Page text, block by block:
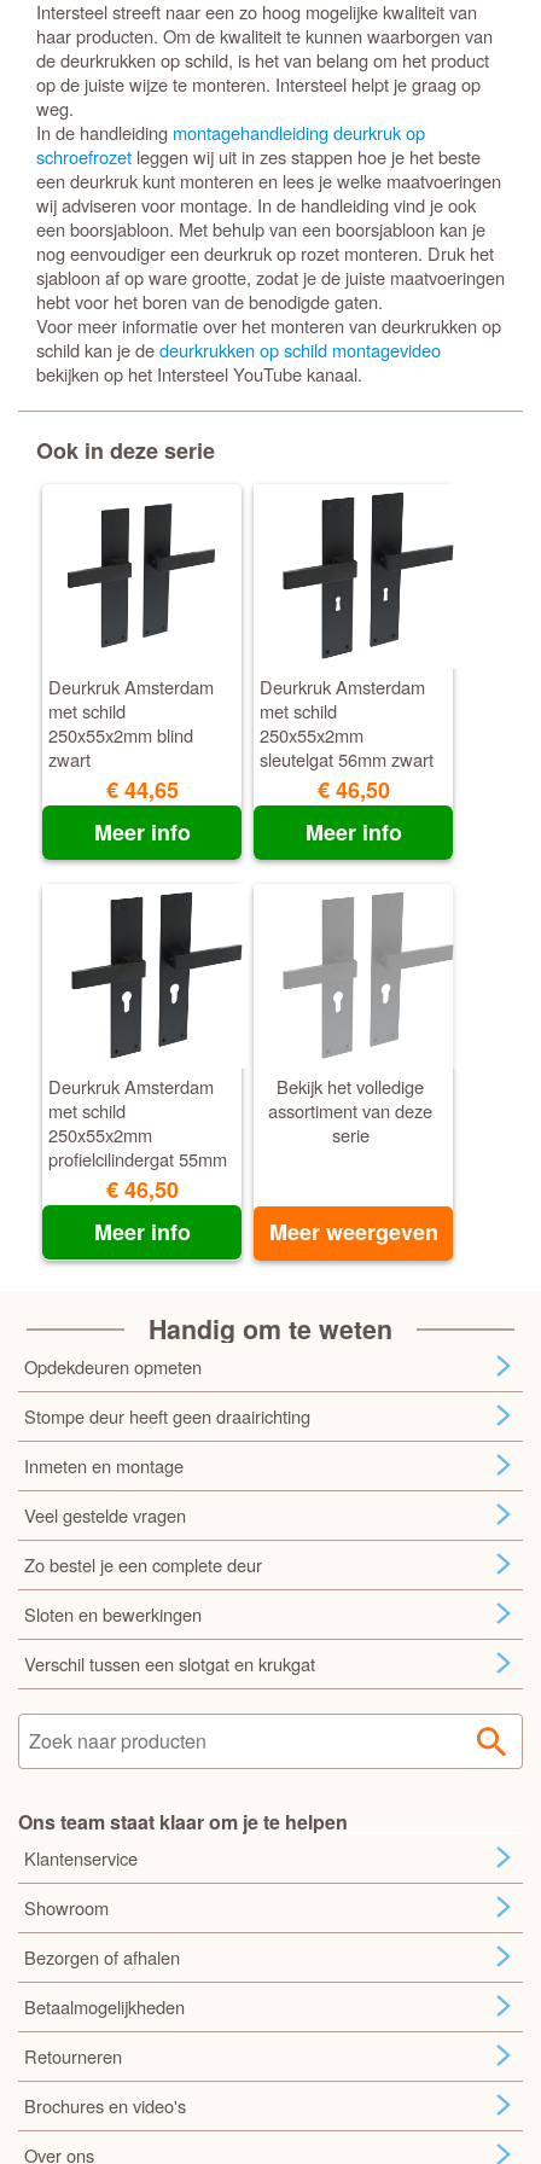
Intersteel streeft naar een zo hoog mogelijke kwaliteit van
haar producten. Om de kwaliteit te kunnen waarborgen van
de deurkrukken op schild, is het van belang om het product
op de juiste wijze te monteren. Intersteel helpt je graag op
weg.
In de handleiding montagehandleiding deurkruk op
schroefrozet leggen wij uit in zes stappen hoe je het beste
een deurkruk kunt monteren en lees je welke maatvoeringen
wij adviseren voor montage. In de handleiding vind je ook
een boorsjabloon. Met behulp van een boorsjabloon kan je
nog eenvoudiger een deurkruk op rozet monteren. Druk het
sjabloon af op ware grootte, zodat je de juiste maatvoeringen
hebt voor het boren van de benodigde gaten.
Voor meer informatie over het monteren van deurkrukken op
schild kan je dedeurkrukken op schild montagevideo
bekijken op het Intersteel YouTube kanaal.
Ook in deze serie
Deurkruk Amsterdam
met schild
250x55x2mm blind
zwart
€ 44,65
Meer info
Deurkruk Amsterdam
met schild
250x55x2mm
sleutelgat 56mm zwart
€ 46,50
Meer info
Deurkruk Amsterdam
met schild
250x55x2mm
profielcilindergat 55mm
€ 46,50
Meer info
Bekijk het volledige
assortiment van deze
serie
Meer weergeven
Handig om te weten
Opdekdeuren opmeten
Stompe deur heeft geen draairichting
Inmeten en montage
Veel gestelde vragen
Zo bestel je een complete deur
Sloten en bewerkingen
Verschil tussen een slotgat en krukgat
Ons team staat klaar om je te helpen
Klantenservice
Showroom
Bezorgen of afhalen
Betaalmogelijkheden
Retourneren
Brochures en video's
Over ons